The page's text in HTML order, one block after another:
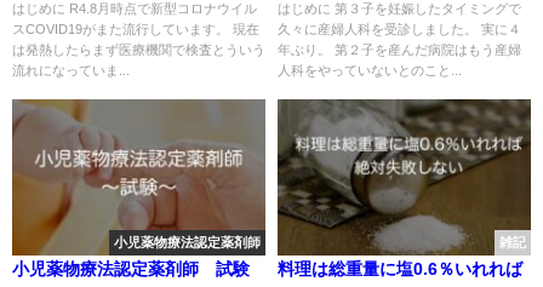
はじめに R4.8月時点で新型コロナウイル
スCOVID19がまた流行しています。 現在
は発熱したらまず医療機関で検査とういう
流れになっていま...
はじめに 第３子を妊娠したタイミングで
久々に産婦人科を受診しました。 実に４
年ぶり。 第２子を産んだ病院はもう産婦
人科をやっていないとのこと...
小児薬物療法認定薬剤師
小児薬物療法認定薬剤師 試験
雑記
料理は総重量に塩0.6％いれれば